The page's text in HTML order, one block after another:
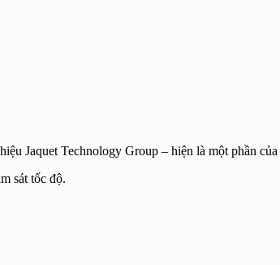
Jaquet Technology Group – hiện là một phần của
sát tốc độ.